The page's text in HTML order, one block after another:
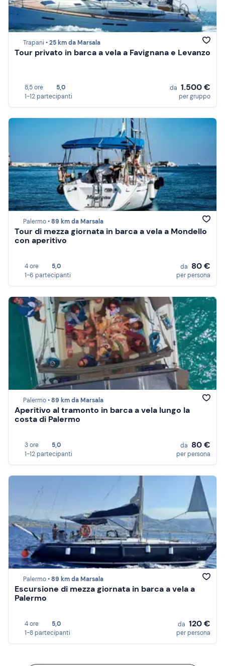
Trapani •25 km da Marsala
Tour privato in barca a vela a Favignana e Levanzo
8,5 ore
5,0
1-12 partecipanti
da 1.500 €
per gruppo
Palermo •89 km da Marsala
Tour di mezza giornata in barca a vela a Mondello
con aperitivo
4 ore
5,0
1-6 partecipanti
da 80 €
per persona
Palermo •89 km da Marsala
Aperitivo al tramonto in barca a vela lungo la
costa di Palermo
3 ore
5,0
1-12 partecipanti
da 80 €
per persona
Palermo •89 km da Marsala
Escursione di mezza giornata in barca a vela a
Palermo
4 ore
5,0
1-8 partecipanti
da 120 €
per persona